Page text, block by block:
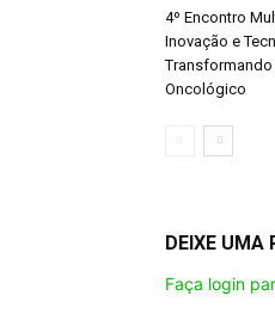
4º Encontro
Inovação e
Oncológico
DEIXE UMA
Faça login